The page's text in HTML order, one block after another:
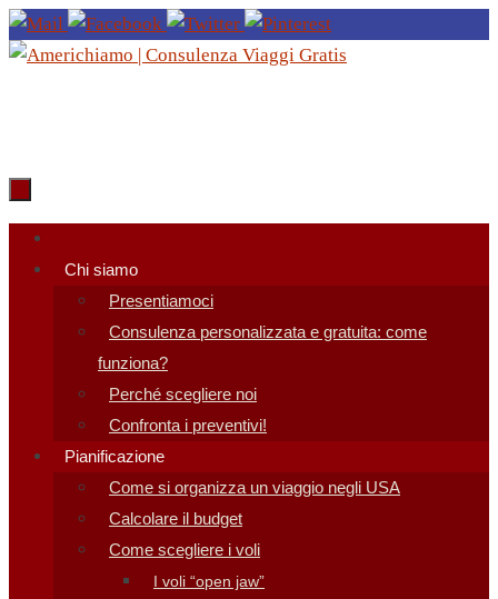
Salta
al
Salta
contenuto
Chi siamo
Presentiamoci
Consulenza personalizzata e gratuita: come
funziona?
Perché scegliere noi
Confronta i preventivi!
Pianificazione
Come si organizza un viaggio negli USA
Calcolare il budget
Come scegliere i voli
I voli “open jaw”